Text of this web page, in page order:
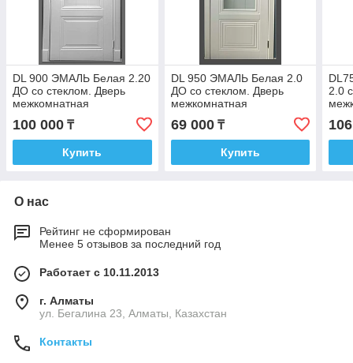
DL 900 ЭМАЛЬ Белая 2.20
ДО со стеклом. Дверь
межкомнатная
100 000 ₸
Купить
DL 950 ЭМАЛЬ Белая 2.0
ДО со стеклом. Дверь
межкомнатная
69 000₸
Купить
2.0
О нас
Рейтинг не сформирован
Менее 5 отзывов за последний год
Работает с 10.11.2013
г. Алматы
ул. Бегалина 23, Алматы, Казахстан
Контакты